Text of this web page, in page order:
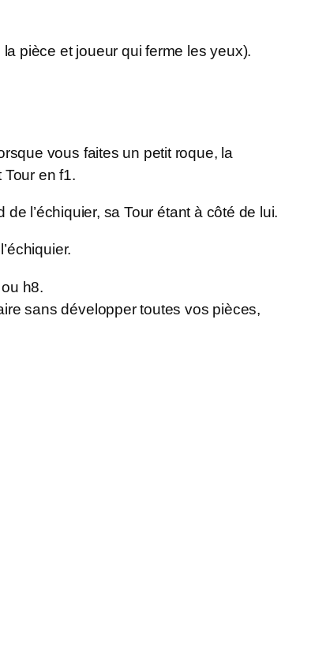
pièce et joueur qui ferme les yeux).
vous faites un petit roque, la
en f1.
de l’échiquier, sa Tour étant à côté de lui.
h8.
sans développer toutes vos pièces,